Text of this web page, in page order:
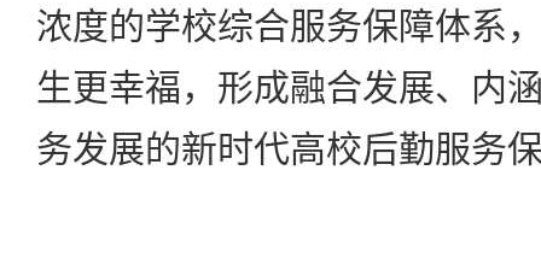
浓度的学校综合服务保障体系
生更幸福，形成融合发展、内
务发展的新时代高校后勤服务